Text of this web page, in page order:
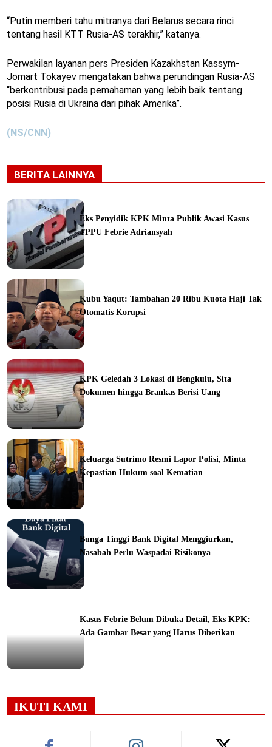
“Putin memberi tahu mitranya dari Belarus secara rinci
tentang hasil KTT Rusia-AS terakhir,” katanya.
Perwakilan layanan pers Presiden Kazakhstan Kassym-
Jomart Tokayev mengatakan bahwa perundingan Rusia-AS
“berkontribusi pada pemahaman yang lebih baik tentang
posisi Rusia di Ukraina dari pihak Amerika”.
(NS/CNN)
BERITA LAINNYA
Eks Penyidik KPK Minta Publik Awasi Kasus
TPPU Febrie Adriansyah
Kubu Yaqut: Tambahan 20 Ribu Kuota Haji Tak
Otomatis Korupsi
KPK Geledah 3 Lokasi di Bengkulu, Sita
Dokumen hingga Brankas Berisi Uang
Keluarga Sutrimo Resmi Lapor Polisi, Minta
Kepastian Hukum soal Kematian
Bunga Tinggi Bank Digital Menggiurkan,
Nasabah Perlu Waspadai Risikonya
Kasus Febrie Belum Dibuka Detail, Eks KPK:
Ada Gambar Besar yang Harus Diberikan
IKUTI KAMI